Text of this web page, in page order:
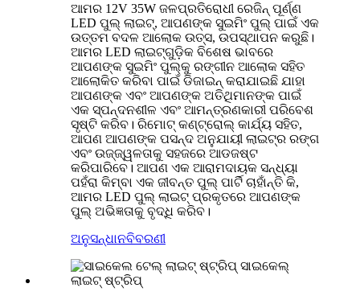
ଆମର 12V 35W ଜଳପ୍ରତିରୋଧୀ ରେଜିନ୍ ପୂର୍ଣ୍ଣ
LED ପୁଲ୍ ଲାଇଟ୍, ଆପଣଙ୍କ ସୁଇମିଂ ପୁଲ୍ ପାଇଁ ଏକ
ଉତ୍ତମ ବଦଳ ଆଲୋକ ଉତ୍ସ, ଉପସ୍ଥାପନ କରୁଛି।
ଆମର LED ଲାଇଟ୍ଗୁଡ଼ିକ ବିଶେଷ ଭାବରେ
ଆପଣଙ୍କ ସୁଇମିଂ ପୁଲ୍‌କୁ ରଙ୍ଗୀନ ଆଲୋକ ସହିତ
ଆଲୋକିତ କରିବା ପାଇଁ ଡିଜାଇନ୍ କରାଯାଇଛି ଯାହା
ଆପଣଙ୍କ ଏବଂ ଆପଣଙ୍କ ଅତିଥିମାନଙ୍କ ପାଇଁ
ଏକ ସ୍ପନ୍ଦନଶୀଳ ଏବଂ ଆମନ୍ତ୍ରଣକାରୀ ପରିବେଶ
ସୃଷ୍ଟି କରିବ। ରିମୋଟ୍ କଣ୍ଟ୍ରୋଲ୍ କାର୍ଯ୍ୟ ସହିତ,
ଆପଣ ଆପଣଙ୍କ ପସନ୍ଦ ଅନୁଯାୟୀ ଲାଇଟ୍‌ର ରଙ୍ଗ
ଏବଂ ଉଜ୍ଜ୍ୱଳତାକୁ ସହଜରେ ଆଡଜଷ୍ଟ
କରିପାରିବେ। ଆପଣ ଏକ ଆରାମଦାୟକ ସନ୍ଧ୍ୟା
ପହଁରା କିମ୍ବା ଏକ ଜୀବନ୍ତ ପୁଲ୍ ପାର୍ଟି ଚାହାଁନ୍ତି କି,
ଆମର LED ପୁଲ୍ ଲାଇଟ୍ ପ୍ରକୃତରେ ଆପଣଙ୍କ
ପୁଲ୍ ଅଭିଜ୍ଞତାକୁ ବୃଦ୍ଧି କରିବ।
ଅନୁସନ୍ଧାନବିବରଣୀ